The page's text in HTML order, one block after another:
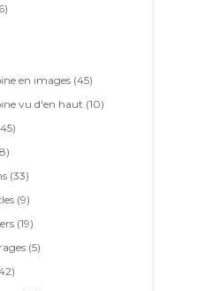
en images (45)
vu d'en haut (10)
(33)
(9)
(19)
(5)